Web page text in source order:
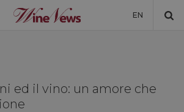
EN
NON SOLO VINO
ed il vino: un amore che